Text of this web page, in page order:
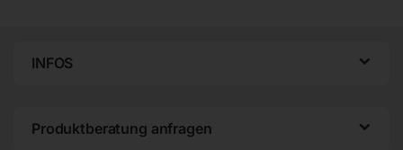
INFOS
Produktberatung anfragen